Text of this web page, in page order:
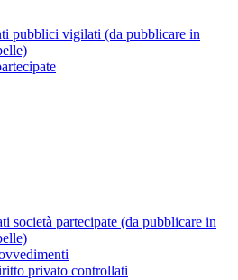
pubblici vigilati (da pubblicare in
società partecipate (da pubblicare in
privato controllati